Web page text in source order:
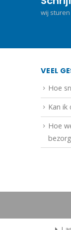
wij
VEEL
Hoe
Kan ik
Hoe